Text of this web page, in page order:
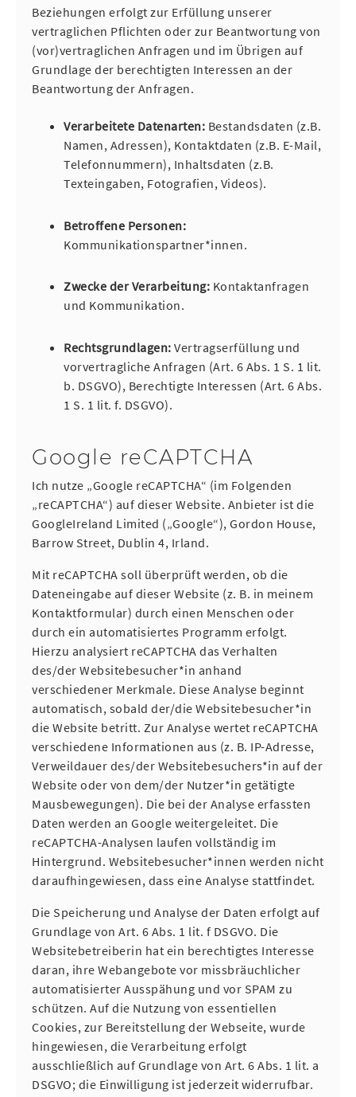
Beziehungen erfolgt zur Erfüllung unserer
vertraglichen Pflichten oder zur Beantwortung von
(vor)vertraglichen Anfragen und im Übrigen auf
Grundlage der berechtigten Interessen an der
Beantwortung der Anfragen.
Verarbeitete Datenarten: Bestandsdaten (z.B.
Namen, Adressen), Kontaktdaten (z.B. E-Mail,
Telefonnummern), Inhaltsdaten (z.B.
Texteingaben, Fotografien, Videos).
Betroffene Personen:
Kommunikationspartner*innen.
Zwecke der Verarbeitung: Kontaktanfragen
und Kommunikation.
Rechtsgrundlagen: Vertragserfüllung und
vorvertragliche Anfragen (Art. 6 Abs. 1 S. 1 lit.
b. DSGVO), Berechtigte Interessen (Art. 6 Abs.
1 S. 1 lit. f. DSGVO).
Google reCAPTCHA
Ich nutze „Google reCAPTCHA“ (im Folgenden
„reCAPTCHA“) auf dieser Website. Anbieter ist die
GoogleIreland Limited („Google“), Gordon House,
Barrow Street, Dublin 4, Irland.
Mit reCAPTCHA soll überprüft werden, ob die
Dateneingabe auf dieser Website (z. B. in meinem
Kontaktformular) durch einen Menschen oder
durch ein automatisiertes Programm erfolgt.
Hierzu analysiert reCAPTCHA das Verhalten
des/der Websitebesucher*in anhand
verschiedener Merkmale. Diese Analyse beginnt
automatisch, sobald der/die Websitebesucher*in
die Website betritt. Zur Analyse wertet reCAPTCHA
verschiedene Informationen aus (z. B. IP-Adresse,
Verweildauer des/der Websitebesuchers*in auf der
Website oder von dem/der Nutzer*in getätigte
Mausbewegungen). Die bei der Analyse erfassten
Daten werden an Google weitergeleitet. Die
reCAPTCHA-Analysen laufen vollständig im
Hintergrund. Websitebesucher*innen werden nicht
daraufhingewiesen, dass eine Analyse stattfindet.
Die Speicherung und Analyse der Daten erfolgt auf
Grundlage von Art. 6 Abs. 1 lit. f DSGVO. Die
Websitebetreiberin hat ein berechtigtes Interesse
daran, ihre Webangebote vor missbräuchlicher
automatisierter Ausspähung und vor SPAM zu
schützen. Auf die Nutzung von essentiellen
Cookies, zur Bereitstellung der Webseite, wurde
hingewiesen, die Verarbeitung erfolgt
ausschließlich auf Grundlage von Art. 6 Abs. 1 lit. a
DSGVO; die Einwilligung ist jederzeit widerrufbar.